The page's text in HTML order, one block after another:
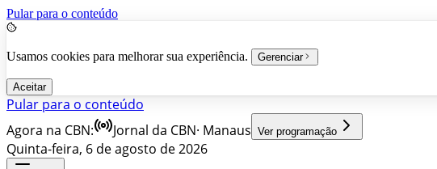
Pular para o conteúdo
Usamos cookies para melhorar sua experiência. Gerenciar
Aceitar
Pular para o conteúdo
Agora na CBN:
Jornal da CBN· Manaus Ver programação
Quinta-feira, 6 de agosto de 2026